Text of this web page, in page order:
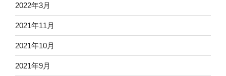
2022年3月
2021年11月
2021年10月
2021年9月